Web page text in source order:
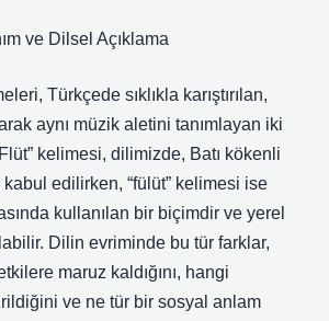
ve Dilsel Açıklama
Türkçede sıklıkla karıştırılan,
aynı müzik aletini tanımlayan iki
kelimesi, dilimizde, Batı kökenli
edilirken, “fülüt” kelimesi ise
kullanılan bir biçimdir ve yerel
Dilin evriminde bu tür farklar,
maruz kaldığını, hangi
ve ne tür bir sosyal anlam